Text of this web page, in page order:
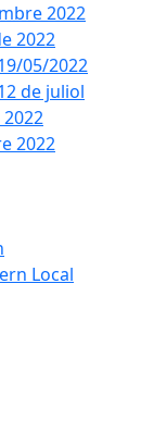
2022
2022
05/2022
de juliol
2022
Local